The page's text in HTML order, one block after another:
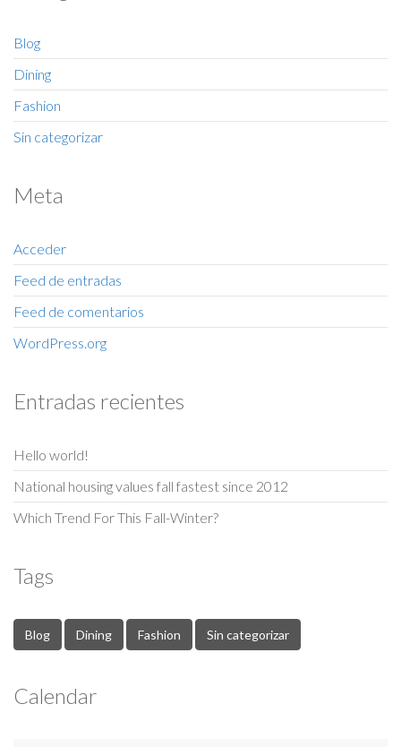
Blog
Dining
Fashion
Sin categorizar
Meta
Acceder
Feed de entradas
Feed de comentarios
WordPress.org
Entradas recientes
Hello world!
National housing values fall fastest since 2012
Which Trend For This Fall-Winter?
Tags
Blog Dining Fashion Sin categorizar
Calendar